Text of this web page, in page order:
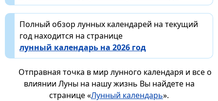
Полный обзор лунных календарей на текущий
год находится на странице
лунный календарь на 2026 год
Отправная точка в мир лунного календаря и все о
влиянии Луны на нашу жизнь Вы найдете на
странице «Лунный календарь».